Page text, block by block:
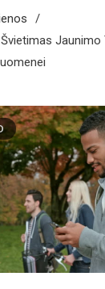
Jaunimo